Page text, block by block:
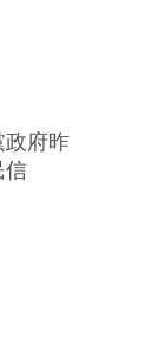
政府昨
信